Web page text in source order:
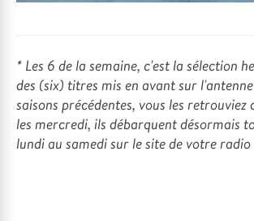
* Les 6 de la semaine, c'est la sélection
des (six) titres mis en avant sur
saisons précédentes, vous les retrouviez
les mercredi, ils débarquent désormais
lundi au samedi sur le site de votre radio